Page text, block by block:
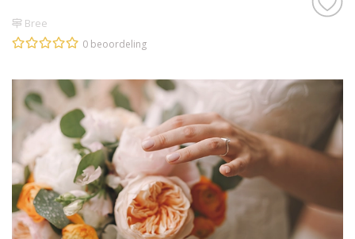
Bree
0 beoordeling